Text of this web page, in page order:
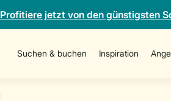
Profitiere jetzt von den günstigsten
Suchen & buchen Inspiration